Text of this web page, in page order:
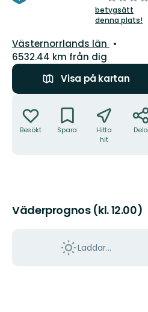
5
stjärnor
betygsätt
denna plats!
Län:
Västernorrlands län
6532.44 km från dig
Visa på kartan
Besökt Spara
Hitta
hit
Dela
Väderprognos (kl. 12.00)
Laddar...